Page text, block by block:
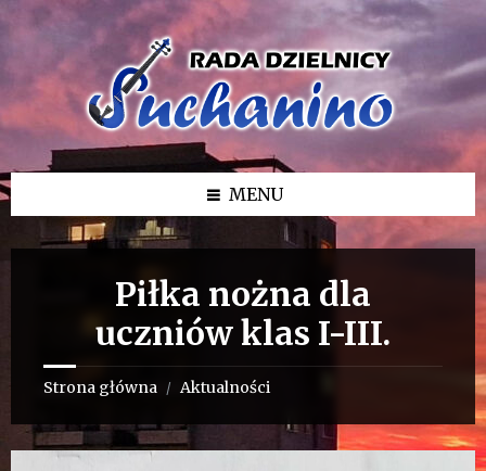
Przejdź
Przejdź
bocznego
Przejdź
MENU
Piłka nożna dla
uczniów klas I-III.
Strona główna / Aktualności